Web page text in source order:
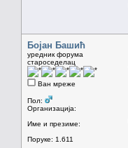
Бојан Башић
уредник форума
староседелац
Ван мреже
Пол:
Организација:
Име и презиме:
Поруке: 1.611